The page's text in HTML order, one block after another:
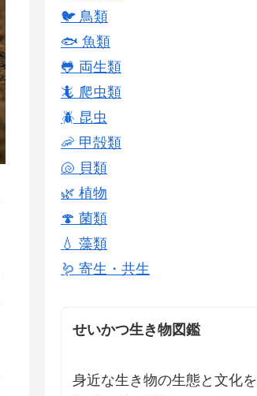
🐦 鳥類
🐟 魚類
🐸 両生類
🦎 爬虫類
🪲 昆虫
🦐 甲殻類
🐚 貝類
🌿 植物
🍄 菌類
💧 藻類
🪱 寄生・共生
せいかつ生き物図鑑
身近な生き物の生態と文化を